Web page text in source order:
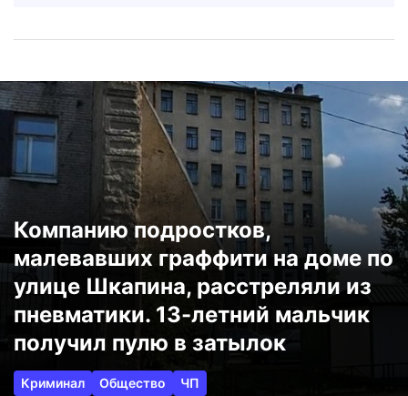
Компанию подростков,
малевавших граффити на доме по
улице Шкапина, расстреляли из
пневматики. 13-летний мальчик
получил пулю в затылок
Криминал Общество
ЧП